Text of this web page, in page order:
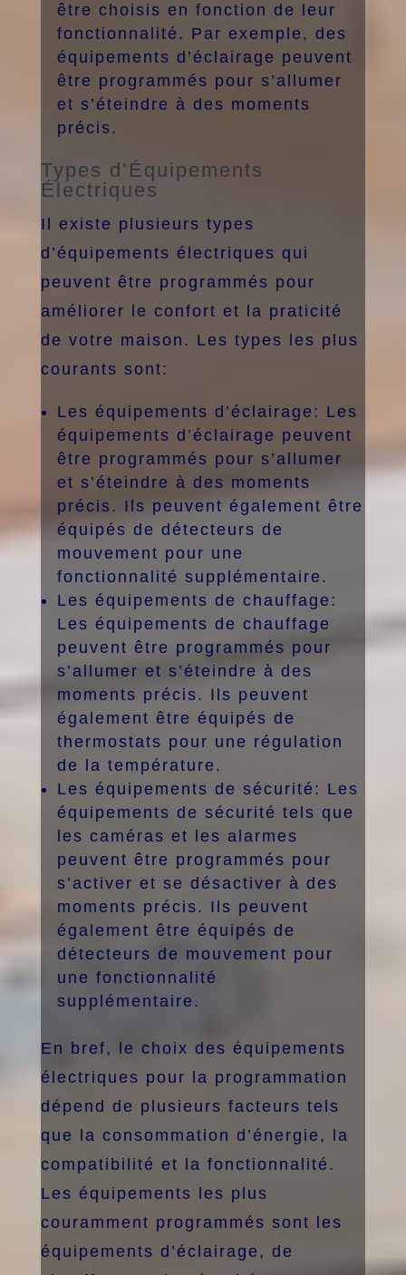
être choisis en fonction de leur
fonctionnalité. Par exemple, des
équipements d’éclairage peuvent
être programmés pour s’allumer
et s’éteindre à des moments
précis.
Types d’Équipements
Électriques
Il existe plusieurs types
d’équipements électriques qui
peuvent être programmés pour
améliorer le confort et la praticité
de votre maison. Les types les plus
courants sont:
Les équipements d’éclairage: Les
équipements d’éclairage peuvent
être programmés pour s’allumer
et s’éteindre à des moments
précis. Ils peuvent également être
équipés de détecteurs de
mouvement pour une
fonctionnalité supplémentaire.
Les équipements de chauffage:
Les équipements de chauffage
peuvent être programmés pour
s’allumer et s’éteindre à des
moments précis. Ils peuvent
également être équipés de
thermostats pour une régulation
de la température.
Les équipements de sécurité: Les
équipements de sécurité tels que
les caméras et les alarmes
peuvent être programmés pour
s’activer et se désactiver à des
moments précis. Ils peuvent
également être équipés de
détecteurs de mouvement pour
une fonctionnalité
supplémentaire.
En bref, le choix des équipements
électriques pour la programmation
dépend de plusieurs facteurs tels
que la consommation d’énergie, la
compatibilité et la fonctionnalité.
Les équipements les plus
couramment programmés sont les
équipements d’éclairage, de